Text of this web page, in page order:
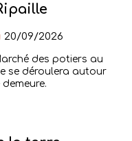
20/09/2026
des potiers au
se déroulera autour